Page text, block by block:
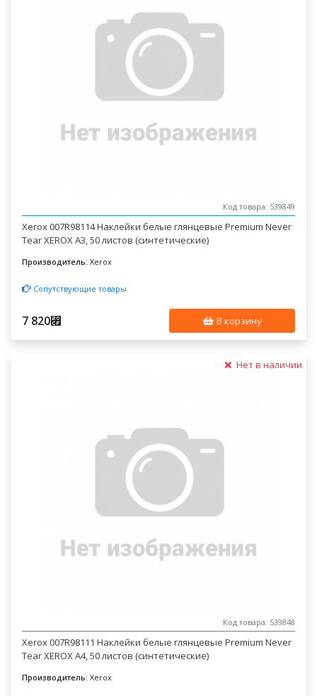
Код товара: 539849
Xerox 007R98114 Наклейки белые глянцевые Premium Never
Tear XEROX A3, 50 листов (синтетические)
Производитель: Xerox
Сопутствующие товары
7 820⃏ В корзину
Нет в наличии
Код товара: 539848
Xerox 007R98111 Наклейки белые глянцевые Premium Never
Tear XEROX A4, 50 листов (синтетические)
Производитель: Xerox